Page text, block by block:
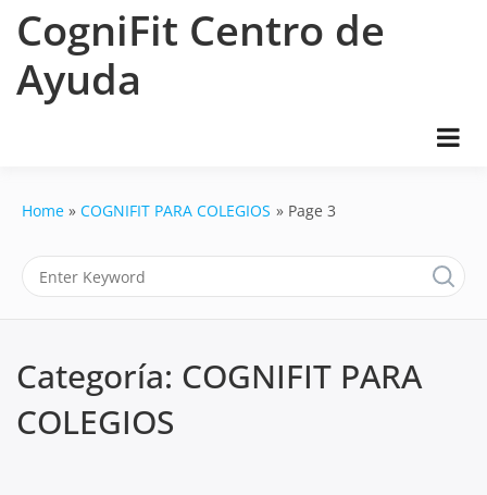
CogniFit Centro de
Ayuda
Home COGNIFIT PARA COLEGIOS Page 3
Categoría: COGNIFIT PARA
COLEGIOS